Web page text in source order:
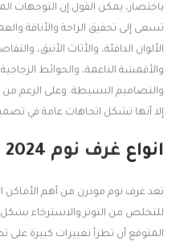
تسعى إلى تحقيق الراحة والأناقة
الألوان الدافئة، والأثاث الأنيق،
والأقمشة الناعمة، والحوائط
والتصاميم البسيطة. وعلى الرغم من
إلا أنها تشكل اتجاهات عامة في تصميم
انواع غرف نوم
تعد غرف نوم مودرن من أهم الأماكن
المتوقع أن تطرأ تغييرات كبيرة